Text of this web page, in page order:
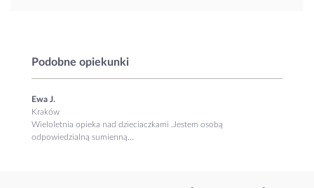
Podobne opiekunki
Ewa J.
Kraków
Wieloletnia opieka nad dzieciaczkami .Jestem osobą
odpowiedzialną sumienną...